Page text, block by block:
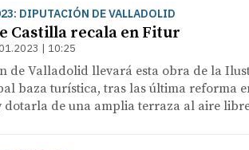
DIPUTACIÓN DE VALLADOLID
Castilla recala en Fitur
| 10:25
de Valladolid llevará esta obra de la
baza turística, tras las última reforma
dotarla de una amplia terraza al aire